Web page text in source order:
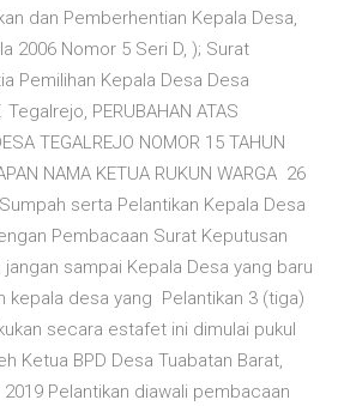
dan Pemberhentian Kepala Desa,
2006 Nomor 5 Seri D, ); Surat
Pemilihan Kepala Desa Desa
Tegalrejo, PERUBAHAN ATAS
TEGALREJO NOMOR 15 TAHUN
NAMA KETUA RUKUN WARGA 26
serta Pelantikan Kepala Desa
Pembacaan Surat Keputusan
sampai Kepala Desa yang baru
kepala desa yang Pelantikan 3 (tiga)
secara estafet ini dimulai pukul
Ketua BPD Desa Tuabatan Barat,
Pelantikan diawali pembacaan